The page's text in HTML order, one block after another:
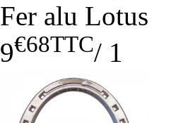
Fer alu Lotus
9€68TTC/ 1